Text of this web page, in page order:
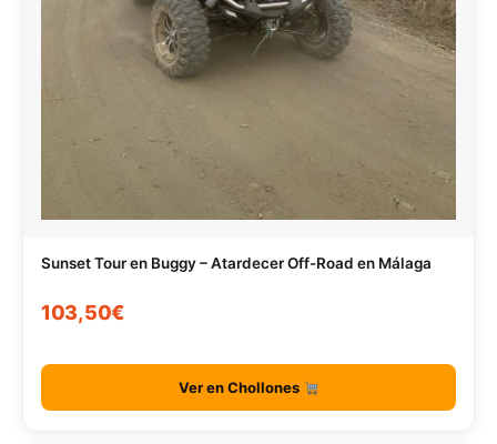
Sunset Tour en Buggy – Atardecer Off-Road en Málaga
103,50€
Ver en Chollones